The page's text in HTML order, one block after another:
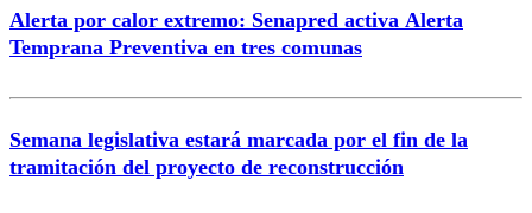
Alerta por calor extremo: Senapred activa Alerta
Temprana Preventiva en tres comunas
Semana legislativa estará marcada por el fin de la
tramitación del proyecto de reconstrucción